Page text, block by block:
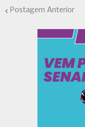
Postagem Anterior